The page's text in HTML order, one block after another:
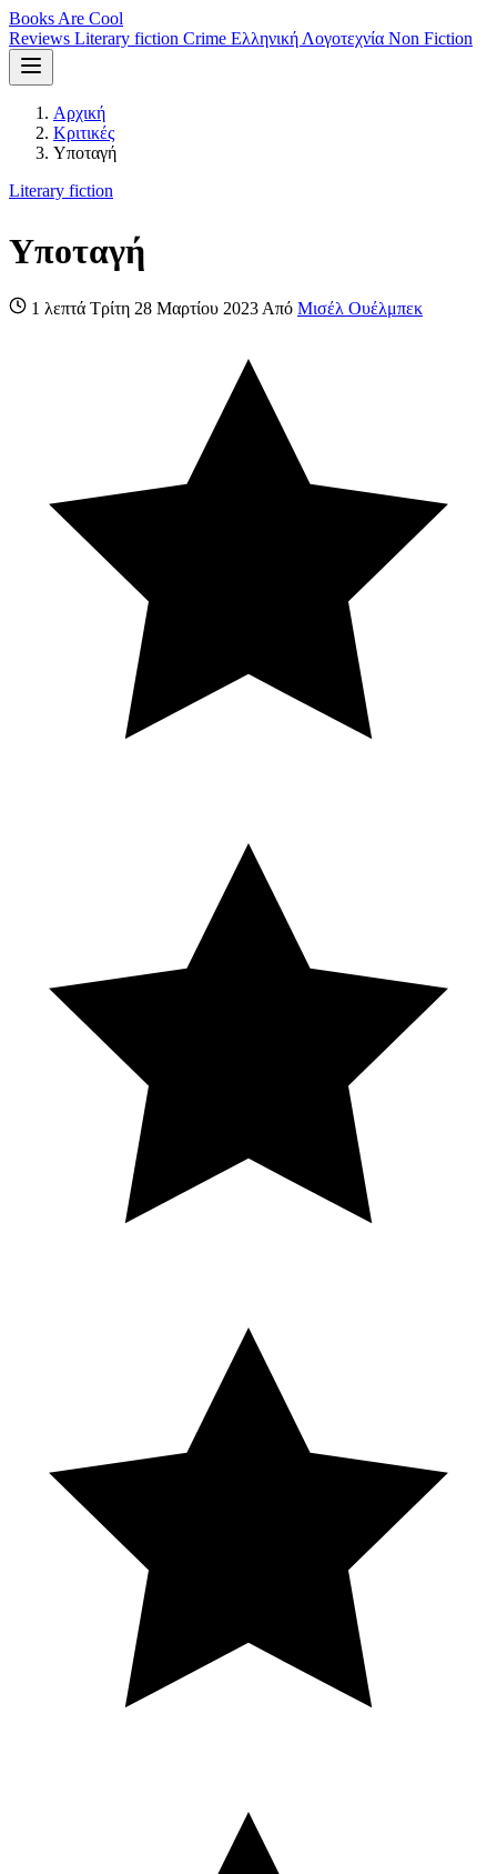
Books Are Cool
Reviews Literary fiction Crime Ελληνική Λογοτεχνία Non Fiction
Αρχική
Κριτικές
Υποταγή
Literary fiction
Υποταγή
1 λεπτά Τρίτη 28 Μαρτίου 2023 Από Μισέλ Ουέλμπεκ